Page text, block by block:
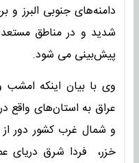
دامنه‌های جنوبی البرز
شدید و در مناطق
پیش‌بینی می شود.
وی با بیان اینکه
عراق به استان‌های واقع
و شمال غرب کشور دور
خزر، فردا شرق دریای